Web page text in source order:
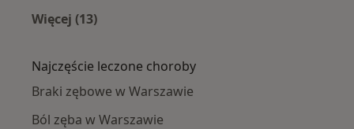
Więcej (13)
Najczęście leczone choroby
Braki zębowe w Warszawie
Ból zęba w Warszawie